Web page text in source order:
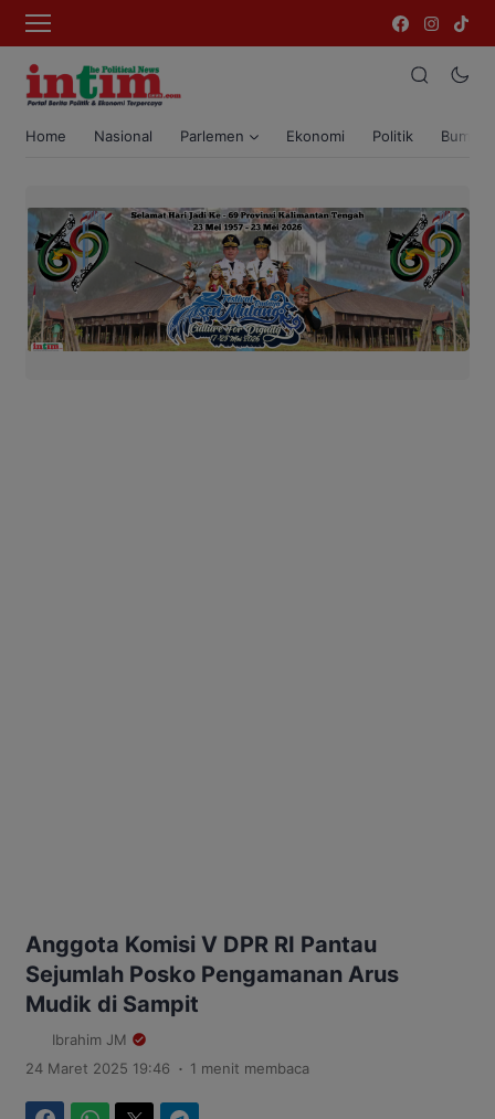
Home Nasional Parlemen Ekonomi Politik Bumi
Anggota Komisi V DPR RI Pantau
Sejumlah Posko Pengamanan Arus
Mudik di Sampit
Ibrahim JM
24 Maret 2025 19:46 . 1 menit membaca